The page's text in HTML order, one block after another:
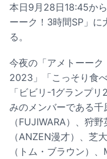
本日9月28日18:45か
ーーク！3時間SP」に
る。
今夜の「アメトーーク
2023」「こっそり食
「ビビリ-1グランプ
みのメンバーである
（FUJIWARA）、狩
（ANZEN漫才）、芝
（トム・ブラウン）